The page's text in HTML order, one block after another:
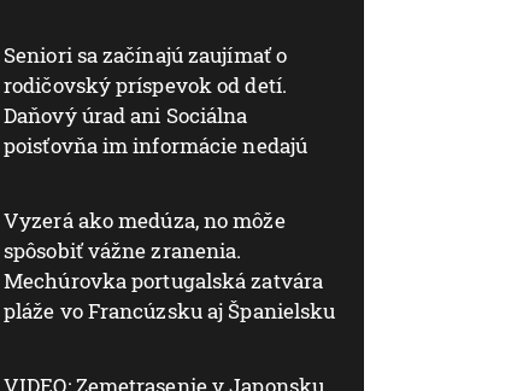
Seniori sa začínajú zaujímať o
rodičovský príspevok od detí.
Daňový úrad ani Sociálna
poisťovňa im informácie nedajú
Vyzerá ako medúza, no môže
spôsobiť vážne zranenia.
Mechúrovka portugalská zatvára
pláže vo Francúzsku aj Španielsku
VIDEO: Zemetrasenie v Japonsku